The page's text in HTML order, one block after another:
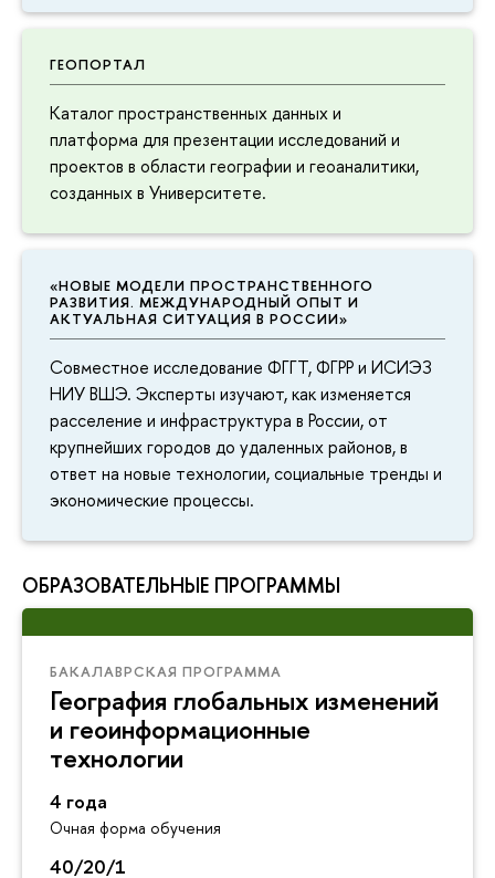
ГЕОПОРТАЛ
Каталог пространственных данных и
платформа для презентации исследований и
проектов в области географии и геоаналитики,
созданных в Университете.
«НОВЫЕ МОДЕЛИ ПРОСТРАНСТВЕННОГО
РАЗВИТИЯ. МЕЖДУНАРОДНЫЙ ОПЫТ И
АКТУАЛЬНАЯ СИТУАЦИЯ В РОССИИ»
Совместное исследование ФГГТ, ФГРР и ИСИЭЗ
НИУ ВШЭ. Эксперты изучают, как изменяется
расселение и инфраструктура в России, от
крупнейших городов до удаленных районов, в
ответ на новые технологии, социальные тренды и
экономические процессы.
ОБРАЗОВАТЕЛЬНЫЕ ПРОГРАММЫ
БАКАЛАВРСКАЯ ПРОГРАММА
География глобальных изменений
и геоинформационные
технологии
4 года
Очная форма обучения
40/20/1